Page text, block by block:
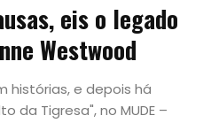
eis o legado
Westwood
histórias, e depois há
da Tigresa", no MUDE –